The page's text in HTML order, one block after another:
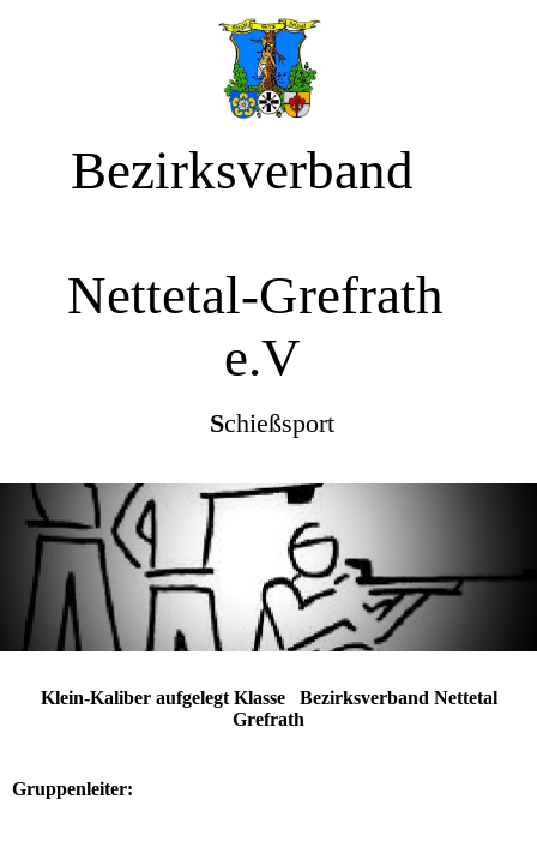
Bezirksverband
Nettetal-Grefrath
e.V
Schießsport
Klein-Kaliber aufgelegt Klasse Bezirksverband Nettetal
Grefrath
Gruppenleiter: